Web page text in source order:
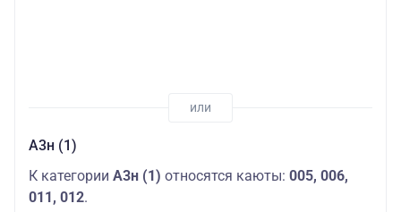
А3н (1)
К категории А3н (1) относятся каюты: 005, 006,
011, 012.